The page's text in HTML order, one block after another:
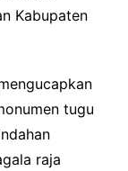
Kabupaten
tugu
raja